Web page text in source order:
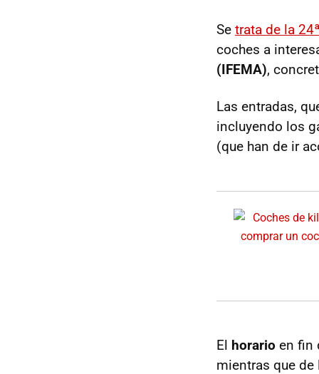
Se trata de la
coches a
(IFEMA),
Las entradas,
incluyendo los
(que han de ir
El horario en fin
mientras que